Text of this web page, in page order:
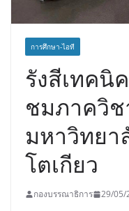
การศึกษา-ไอที
รังสีเทคนิ
ชมภาควิช
มหาวิทยา
โตเกียว
กองบรรณาธิการ 29/05/